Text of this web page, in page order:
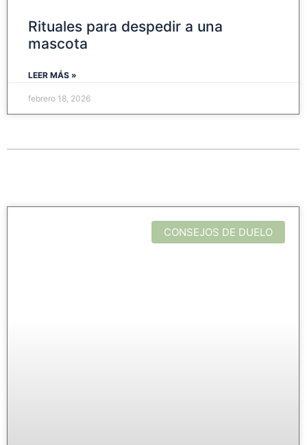
Rituales para despedir a una
mascota
LEER MÁS »
febrero 18, 2026
CONSEJOS DE DUELO